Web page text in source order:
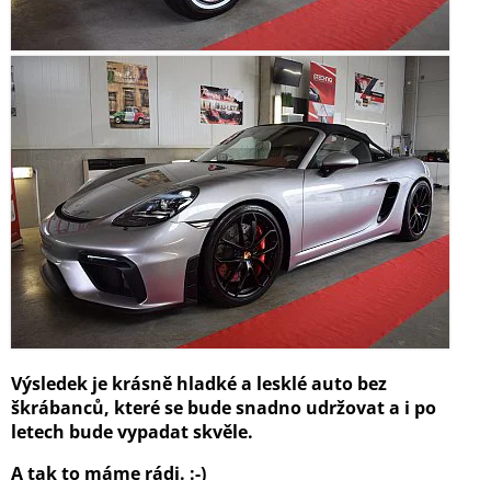
Výsledek je krásně hladké a lesklé auto bez
škrábanců, které se bude snadno udržovat a i po
letech bude vypadat skvěle.
A tak to máme rádi. :-)